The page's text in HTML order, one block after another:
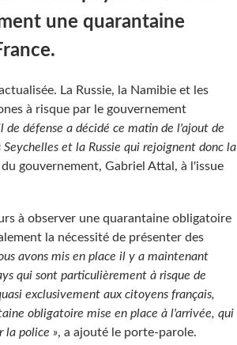
une quarantaine
La Russie, la Namibie et les
à risque par le gouvernement
de défense a décidé ce matin de l'ajout de
et la Russie qui rejoignent donc la
gouvernement, Gabriel Attal, à l'issue
à observer une quarantaine obligatoire
la nécessité de présenter des
avons mis en place il y a maintenant
qui sont particulièrement à risque de
exclusivement aux citoyens français,
obligatoire mise en place à l'arrivée, qui
la police », a ajouté le porte-parole.